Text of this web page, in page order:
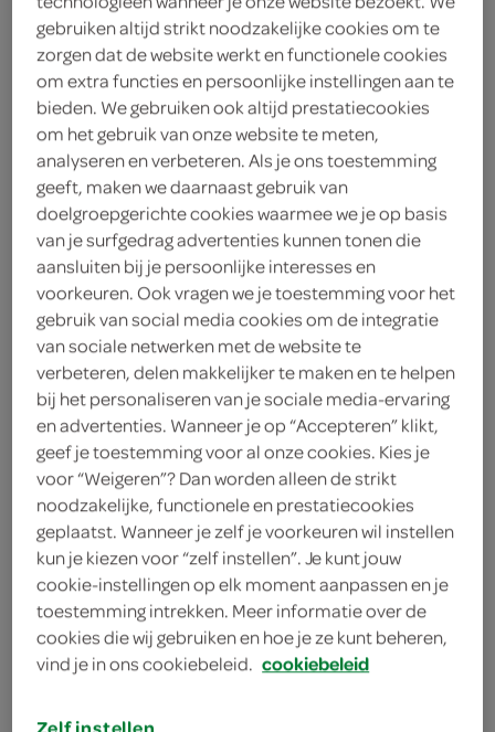
gefrituurde
garnalen
ingrediënten
100 milliliter zonnebloemolie
100 gram taugé
4 eetlepels koolzuurhoudend
bronwater
4 eetlepels bier
1 eetlepel bloem
1 limoen
rode peper
theelepel verse gember
gebruiken altijd strikt noodzakelijke cookies om te
zorgen dat de website werkt en functionele cookies
om extra functies en persoonlijke instellingen aan te
bieden. We gebruiken ook altijd prestatiecookies
om het gebruik van onze website te meten,
analyseren en verbeteren. Als je ons toestemming
geeft, maken we daarnaast gebruik van
doelgroepgerichte cookies waarmee we je op basis
van je surfgedrag advertenties kunnen tonen die
aansluiten bij je persoonlijke interesses en
voorkeuren. Ook vragen we je toestemming voor het
gebruik van social media cookies om de integratie
van sociale netwerken met de website te
verbeteren, delen makkelijker te maken en te helpen
bij het personaliseren van je sociale media-ervaring
en advertenties. Wanneer je op “Accepteren” klikt,
geef je toestemming voor al onze cookies. Kies je
voor “Weigeren”? Dan worden alleen de strikt
noodzakelijke, functionele en prestatiecookies
geplaatst. Wanneer je zelf je voorkeuren wil instellen
kun je kiezen voor “zelf instellen”. Je kunt jouw
cookie-instellingen op elk moment aanpassen en je
toestemming intrekken. Meer informatie over de
cookies die wij gebruiken en hoe je ze kunt beheren,
vind je in ons cookiebeleid. cookiebeleid